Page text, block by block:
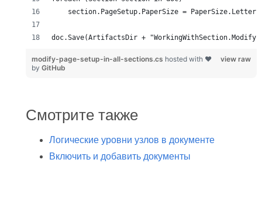
view raw
modify-page-setup-in-all-sections.cs hosted with ❤
by GitHub
Смотрите также
Логические уровни узлов в документе
Включить и добавить документы